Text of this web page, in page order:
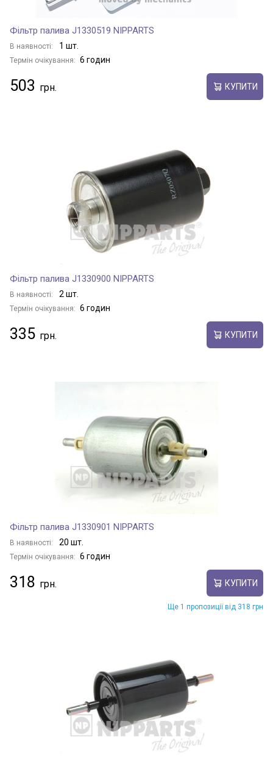
Фільтр палива J1330519 NIPPARTS
В наявності: 1 шт.
Термін очікування: 6 годин
503 КУПИТИ
Фільтр палива J1330900 NIPPARTS
В наявності: 2 шт.
Термін очікування: 6 годин
335 КУПИТИ
Фільтр палива J1330901 NIPPARTS
В наявності: 20 шт.
Термін очікування: 6 годин
318 КУПИТИ
Ще 1 пропозиції від 318 грн